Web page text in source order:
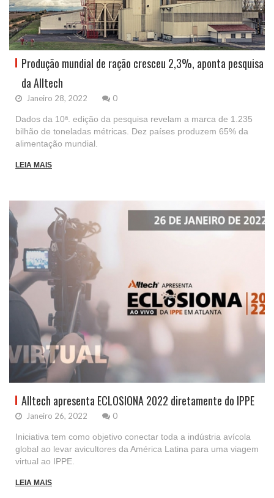
Produção mundial de ração cresceu 2,3%, aponta pesquisa
da Alltech
Janeiro 28, 2022 0
Dados da 10ª. edição da pesquisa revelam a marca de 1.235
bilhão de toneladas métricas. Dez países produzem 65% da
alimentação mundial.
LEIA MAIS
Alltech apresenta ECLOSIONA 2022 diretamente do IPPE
Janeiro 26, 2022 0
Iniciativa tem como objetivo conectar toda a indústria avícola
global ao levar avicultores da América Latina para uma viagem
virtual ao IPPE.
LEIA MAIS